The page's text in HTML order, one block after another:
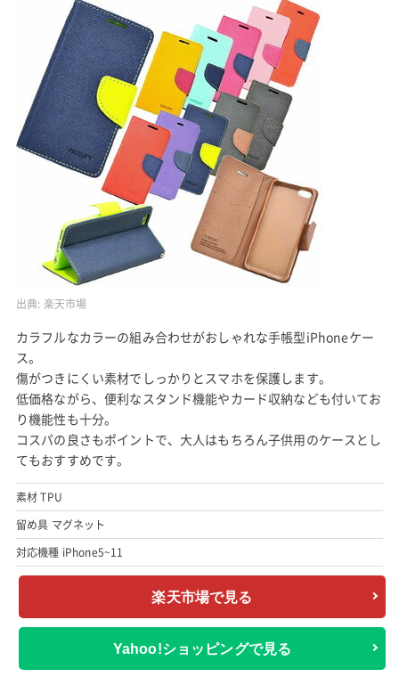
出典: 楽天市場
カラフルなカラーの組み合わせがおしゃれな手帳型iPhoneケー
ス。
傷がつきにくい素材でしっかりとスマホを保護します。
低価格ながら、便利なスタンド機能やカード収納なども付いてお
り機能性も十分。
コスパの良さもポイントで、大人はもちろん子供用のケースとし
てもおすすめです。
素材 TPU
留め具 マグネット
対応機種 iPhone5~11
楽天市場で見る
Yahoo!ショッピングで見る